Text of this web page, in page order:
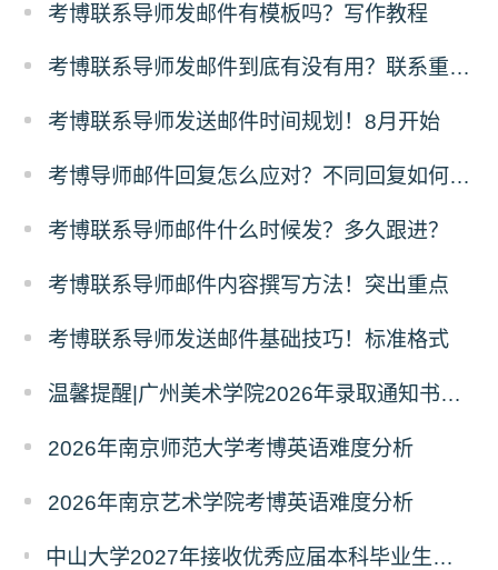
考博联系导师发邮件有模板吗？写作教程
考博联系导师发邮件到底有没有用？联系重要性
考博联系导师发送邮件时间规划！8月开始
考博导师邮件回复怎么应对？不同回复如何跟进？
考博联系导师邮件什么时候发？多久跟进？
考博联系导师邮件内容撰写方法！突出重点
考博联系导师发送邮件基础技巧！标准格式
温馨提醒|广州美术学院2026年录取通知书寄发通知
2026年南京师范大学考博英语难度分析
2026年南京艺术学院考博英语难度分析
中山大学2027年接收优秀应届本科毕业生推荐免试攻读研究生报名的通知